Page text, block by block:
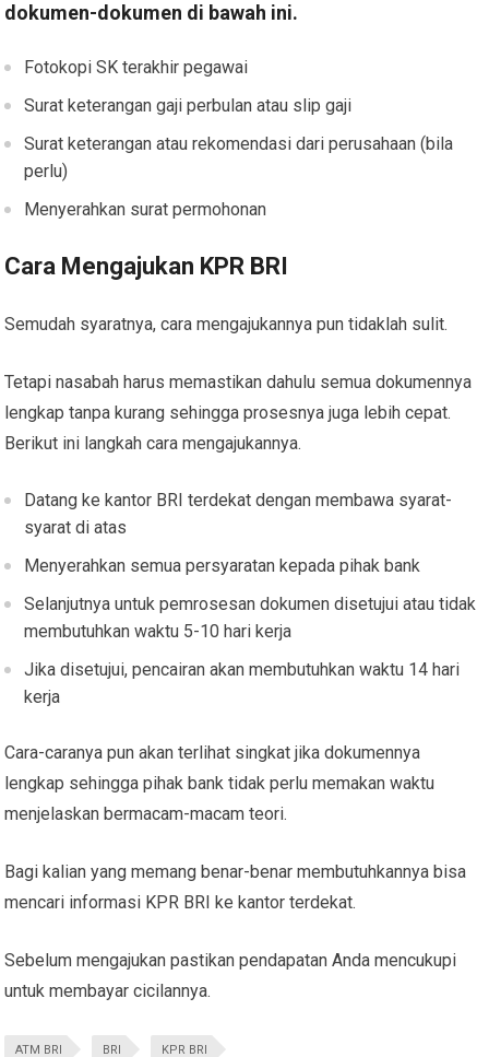
dokumen-dokumen di bawah ini.
Fotokopi SK terakhir pegawai
Surat keterangan gaji perbulan atau slip gaji
Surat keterangan atau rekomendasi dari perusahaan (bila
perlu)
Menyerahkan surat permohonan
Cara Mengajukan KPR BRI
Semudah syaratnya, cara mengajukannya pun tidaklah sulit.
Tetapi nasabah harus memastikan dahulu semua dokumennya
lengkap tanpa kurang sehingga prosesnya juga lebih cepat.
Berikut ini langkah cara mengajukannya.
Datang ke kantor BRI terdekat dengan membawa syarat-
syarat di atas
Menyerahkan semua persyaratan kepada pihak bank
Selanjutnya untuk pemrosesan dokumen disetujui atau tidak
membutuhkan waktu 5-10 hari kerja
Jika disetujui, pencairan akan membutuhkan waktu 14 hari
kerja
Cara-caranya pun akan terlihat singkat jika dokumennya
lengkap sehingga pihak bank tidak perlu memakan waktu
menjelaskan bermacam-macam teori.
Bagi kalian yang memang benar-benar membutuhkannya bisa
mencari informasi KPR BRI ke kantor terdekat.
Sebelum mengajukan pastikan pendapatan Anda mencukupi
untuk membayar cicilannya.
ATM BRI BRI KPR BRI